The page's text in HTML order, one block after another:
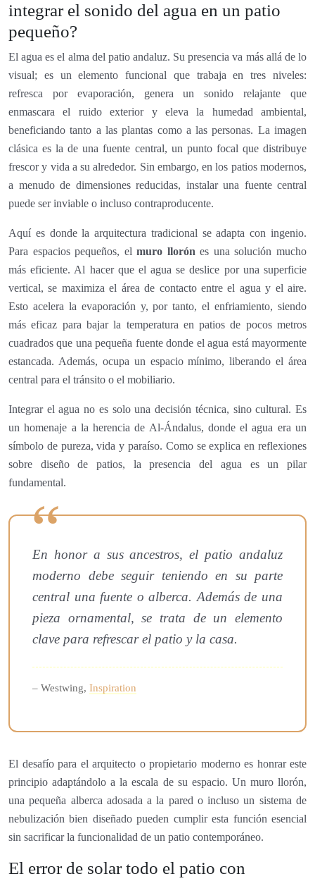
integrar el sonido del agua en un patio
pequeño?
El agua es el alma del patio andaluz. Su presencia va más allá de lo
visual; es un elemento funcional que trabaja en tres niveles:
refresca por evaporación, genera un sonido relajante que
enmascara el ruido exterior y eleva la humedad ambiental,
beneficiando tanto a las plantas como a las personas. La imagen
clásica es la de una fuente central, un punto focal que distribuye
frescor y vida a su alrededor. Sin embargo, en los patios modernos,
a menudo de dimensiones reducidas, instalar una fuente central
puede ser inviable o incluso contraproducente.
Aquí es donde la arquitectura tradicional se adapta con ingenio.
Para espacios pequeños, elmuro llorón es una solución mucho
más eficiente. Al hacer que el agua se deslice por una superficie
vertical, se maximiza el área de contacto entre el agua y el aire.
Esto acelera la evaporación y, por tanto, el enfriamiento, siendo
más eficaz para bajar la temperatura en patios de pocos metros
cuadrados que una pequeña fuente donde el agua está mayormente
estancada. Además, ocupa un espacio mínimo, liberando el área
central para el tránsito o el mobiliario.
Integrar el agua no es solo una decisión técnica, sino cultural. Es
un homenaje a la herencia de Al-Ándalus, donde el agua era un
símbolo de pureza, vida y paraíso. Como se explica en reflexiones
sobre diseño de patios, la presencia del agua es un pilar
fundamental.
En honor a sus ancestros, el patio andaluz
moderno debe seguir teniendo en su parte
central una fuente o alberca. Además de una
pieza ornamental, se trata de un elemento
clave para refrescar el patio y la casa.
– Westwing, Inspiration
El desafío para el arquitecto o propietario moderno es honrar este
principio adaptándolo a la escala de su espacio. Un muro llorón,
una pequeña alberca adosada a la pared o incluso un sistema de
nebulización bien diseñado pueden cumplir esta función esencial
sin sacrificar la funcionalidad de un patio contemporáneo.
El error de solar todo el patio con